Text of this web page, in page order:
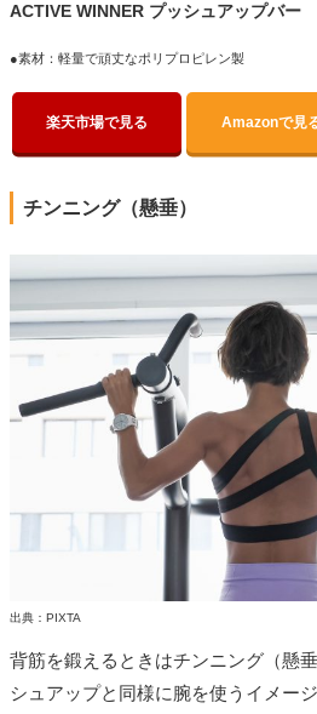
ACTIVE WINNER プッシュアップバー
●素材：軽量で頑丈なポリプロピレン製
楽天市場で見る Amazonで見
チンニング（懸垂）
出典：PIXTA
背筋を鍛えるときはチンニング（懸
シュアップと同様に腕を使うイメー